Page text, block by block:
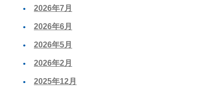
2026年7月
2026年6月
2026年5月
2026年2月
2025年12月